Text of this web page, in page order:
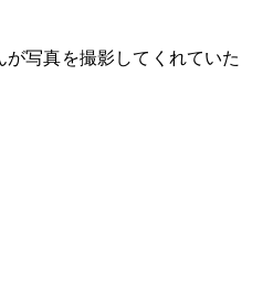
が写真を撮影してくれていた